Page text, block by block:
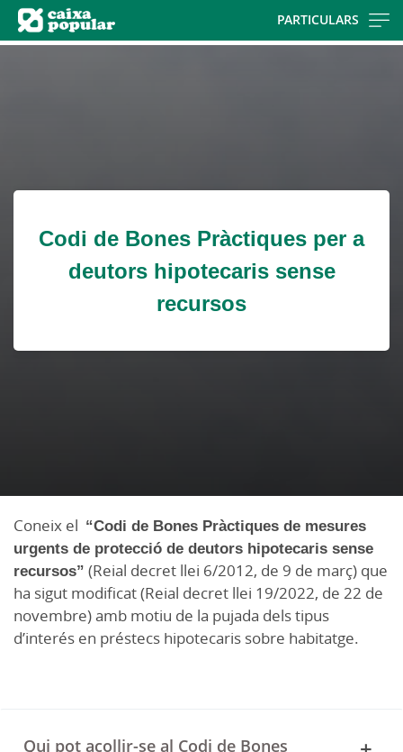
PARTICULARS
Codi de Bones Pràctiques per a
deutors hipotecaris sense
recursos
Coneix el “Codi de Bones Pràctiques de mesures
urgents de protecció de deutors hipotecaris sense
recursos” (Reial decret llei 6/2012, de 9 de març) que
ha sigut modificat (Reial decret llei 19/2022, de 22 de
novembre) amb motiu de la pujada dels tipus
d’interés en préstecs hipotecaris sobre habitatge.
Qui pot acollir-se al Codi de Bones